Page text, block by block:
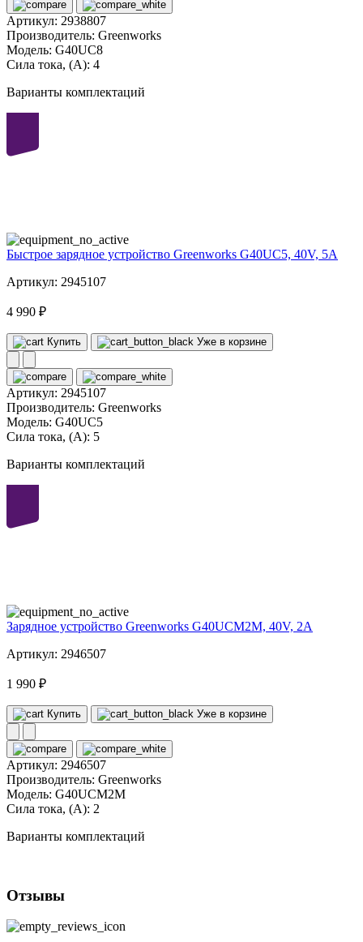
Артикул: 2938807
Производитель: Greenworks
Модель: G40UC8
Сила тока, (А): 4
Варианты комплектаций
Быстрое зарядное устройство Greenworks G40UC5, 40V, 5А
Артикул: 2945107
4 990 ₽
Купить Уже в корзине
Артикул: 2945107
Производитель: Greenworks
Модель: G40UC5
Сила тока, (А): 5
Варианты комплектаций
Зарядное устройство Greenworks G40UCM2M, 40V, 2A
Артикул: 2946507
1 990 ₽
Купить Уже в корзине
Артикул: 2946507
Производитель: Greenworks
Модель: G40UCM2M
Сила тока, (А): 2
Варианты комплектаций
Отзывы